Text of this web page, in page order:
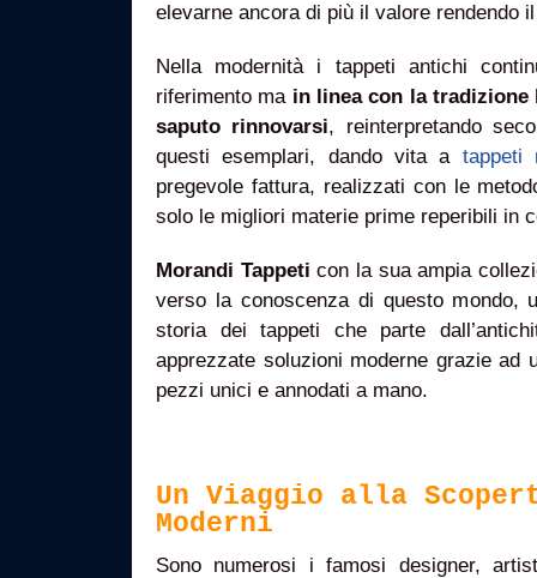
elevarne ancora di più il valore rendendo
Nella modernità i tappeti antichi
riferimento ma in linea con la tradizione
saputo rinnovarsi, reinterpretando
questi esemplari, dando vita a tappeti
pregevole fattura, realizzati con le
solo le migliori materie prime reperibili in
Morandi Tappeti con la sua ampia
verso la conoscenza di questo mondo,
storia dei tappeti che parte
apprezzate soluzioni moderne grazie ad
pezzi unici e annodati a mano.
Un Viaggio alla
Moderni
Sono numerosi i famosi designer,